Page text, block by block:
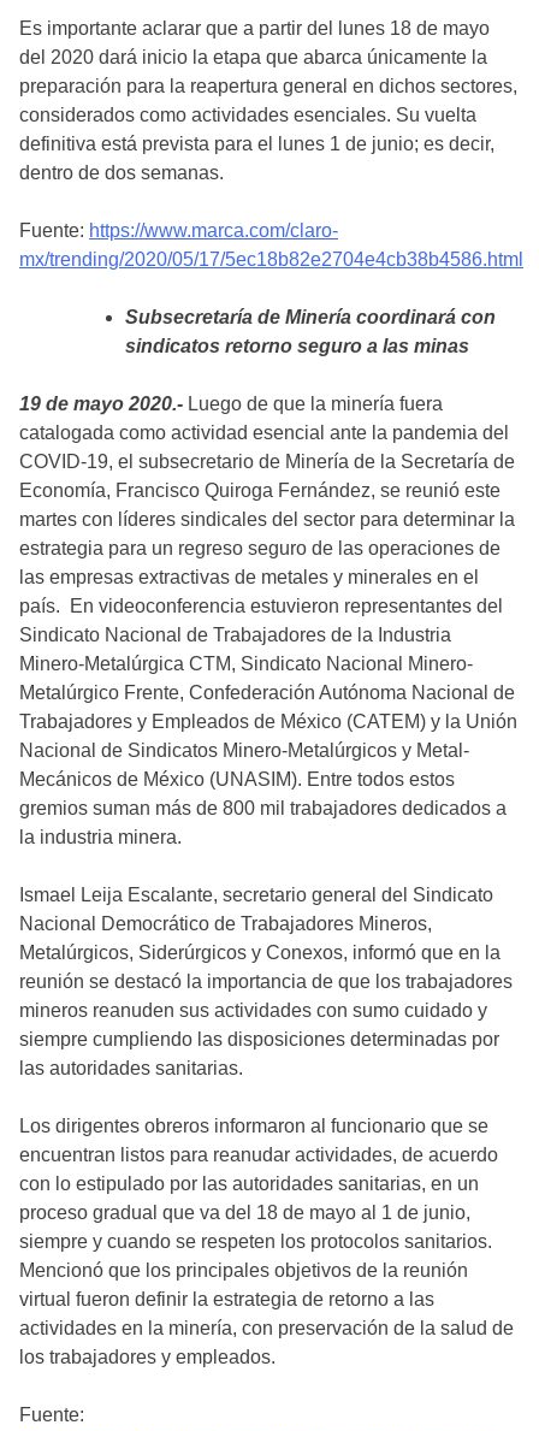
Es importante aclarar que a partir del lunes 18 de mayo
del 2020 dará inicio la etapa que abarca únicamente la
preparación para la reapertura general en dichos sectores,
considerados como actividades esenciales. Su vuelta
definitiva está prevista para el lunes 1 de junio; es decir,
dentro de dos semanas.
Fuente: https://www.marca.com/claro-
mx/trending/2020/05/17/5ec18b82e2704e4cb38b4586.html
Subsecretaría de Minería coordinará con
sindicatos retorno seguro a las minas
19 de mayo 2020.- Luego de que la minería fuera
catalogada como actividad esencial ante la pandemia del
COVID-19, el subsecretario de Minería de la Secretaría de
Economía, Francisco Quiroga Fernández, se reunió este
martes con líderes sindicales del sector para determinar la
estrategia para un regreso seguro de las operaciones de
las empresas extractivas de metales y minerales en el
país. En videoconferencia estuvieron representantes del
Sindicato Nacional de Trabajadores de la Industria
Minero-Metalúrgica CTM, Sindicato Nacional Minero-
Metalúrgico Frente, Confederación Autónoma Nacional de
Trabajadores y Empleados de México (CATEM) y la Unión
Nacional de Sindicatos Minero-Metalúrgicos y Metal-
Mecánicos de México (UNASIM). Entre todos estos
gremios suman más de 800 mil trabajadores dedicados a
la industria minera.
Ismael Leija Escalante, secretario general del Sindicato
Nacional Democrático de Trabajadores Mineros,
Metalúrgicos, Siderúrgicos y Conexos, informó que en la
reunión se destacó la importancia de que los trabajadores
mineros reanuden sus actividades con sumo cuidado y
siempre cumpliendo las disposiciones determinadas por
las autoridades sanitarias.
Los dirigentes obreros informaron al funcionario que se
encuentran listos para reanudar actividades, de acuerdo
con lo estipulado por las autoridades sanitarias, en un
proceso gradual que va del 18 de mayo al 1 de junio,
siempre y cuando se respeten los protocolos sanitarios.
Mencionó que los principales objetivos de la reunión
virtual fueron definir la estrategia de retorno a las
actividades en la minería, con preservación de la salud de
los trabajadores y empleados.
Fuente: